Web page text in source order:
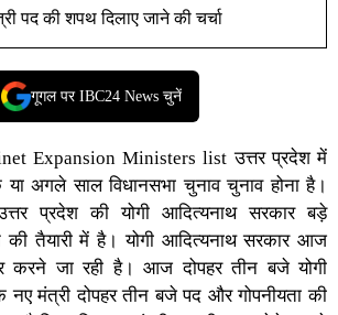
पद की शपथ दिलाए जाने की चर्चा
गूगल पर IBC24 News चुनें
Expansion Ministers list उत्तर प्रदेशमें
अगले साल विधानसभा चुनाव चुनाव होना है।
प्रदेश कीयोगी आदित्यनाथ सरकारबड़े
की तैयारी में है। योगी आदित्यनाथ सरकार आज
करने जा रही है। आज दोपहर तीन बजेयोगी
नए मंत्री दोपहर तीन बजे पद और गोपनीयता की